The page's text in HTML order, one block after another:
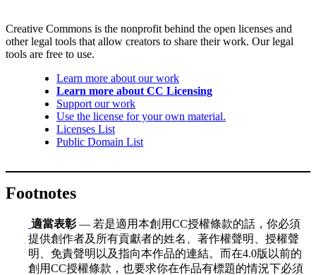
Creative Commons is the nonprofit behind the open licenses and
other legal tools that allow creators to share their work. Our legal
tools are free to use.
Learn more about our work
Learn more about CC Licensing
Support our work
Use the license for your own material.
Licenses List
Public Domain List
Footnotes
適當表彰— 若是適用本創用CC授權條款的話，你必須
提供創作者及所有貢獻者的姓名、著作權聲明、授權聲
明、免責聲明以及指向本作品的連結。而在4.0版以前的
創用CC授權條款，也要求你在作品有標題的情況下必須